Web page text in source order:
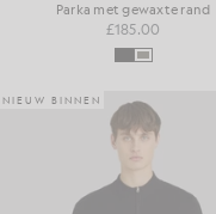
Parka met gewaxte rand
£185.00
NIEUW BINNEN